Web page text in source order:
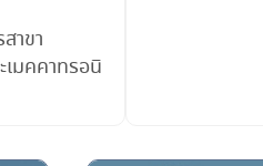
าขา
เมคคาทรอนิ